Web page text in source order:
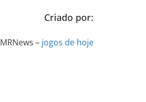
Criado por:
MRNews – jogos de hoje